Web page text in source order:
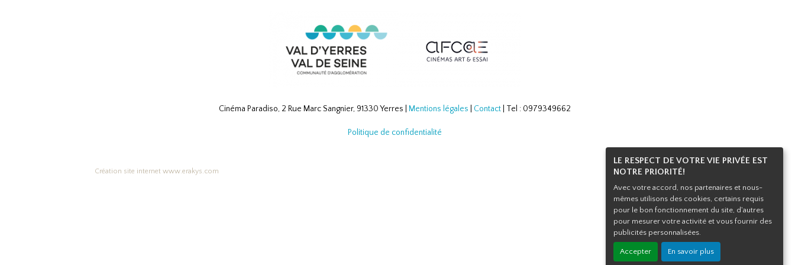
LE RESPECT DE VOTRE VIE PRIVÉE EST
NOTRE PRIORITÉ!
Avec votre accord, nos partenaires et nous-
mêmes utilisons des cookies, certains requis
pour le bon fonctionnement du site, d'autres
pour mesurer votre activité et vous fournir des
publicités personnalisées.
Accepter En savoir plus
Cinéma Paradiso, 2 Rue Marc Sangnier, 91330 Yerres | Mentions légales Contact| Tel : 0979349662
Politique de confidentialité
Haut de page
Création site internet www.erakys.com